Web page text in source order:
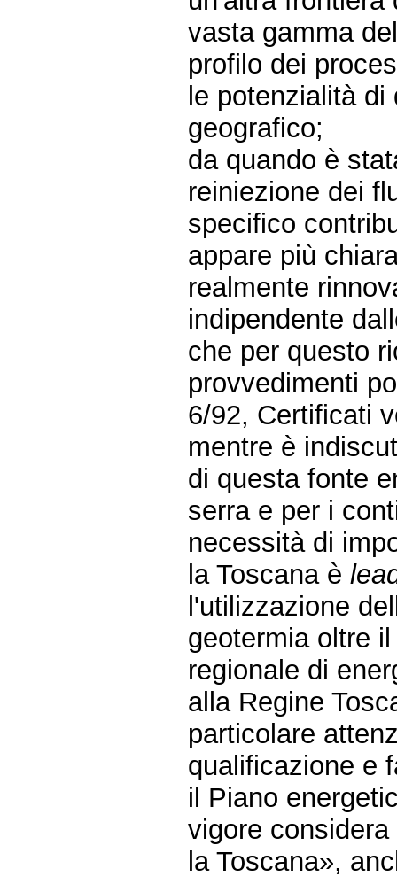
vasta gamma
profilo dei
le potenzialità
geografico;
da quando è
reiniezione dei
specifico
appare più
realmente
indipendente
che per questo
provvedimenti
6/92, Certificati
mentre è
di questa fonte
serra e per i
necessità di
la Toscana è
l'utilizzazione
geotermia oltre
regionale di
alla Regine
particolare
qualificazione e
il Piano
vigore
la Toscana»,